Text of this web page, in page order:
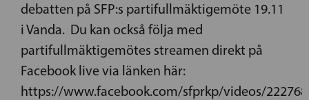
debatten på SFP:s partifullmäktigemöte 19.11
i Vanda. Du kan också följa med
partifullmäktigemötes streamen direkt på
Facebook live via länken här:
https://www.facebook.com/sfprkp/videos/